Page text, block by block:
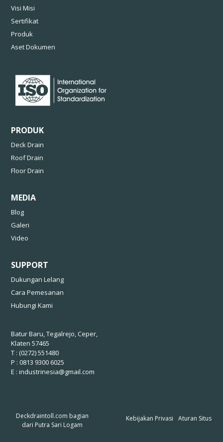
Visi Misi
Sertifikat
Produk
Aset Dokumen
PRODUK
Deck Drain
Roof Drain
Floor Drain
MEDIA
Blog
Galeri
Video
SUPPORT
Dukungan Lelang
Cara Pemesanan
Hubungi Kami
Batur Baru, Tegalrejo, Ceper,
Klaten 57465
T : (0272) 551480
P : 0813 9300 6025
E :industrinesia@gmail.com
Deckdraintoll.com bagian
dari Putra Sari Logam
Aturan Situs
Kebijakan Privasi